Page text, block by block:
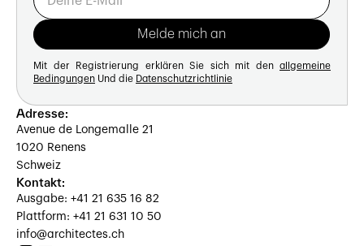
Mit der Registrierung erklären Sie sich mit den allgemeine
Bedingungen Und die Datenschutzrichtlinie
Adresse:
Avenue de Longemalle 21
1020 Renens
Schweiz
Kontakt:
Ausgabe: +41 21 635 16 82
Plattform: +41 21 631 10 50
info@architectes.ch